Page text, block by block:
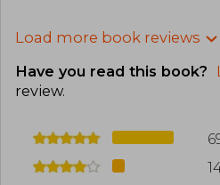
Load more book reviews
Have you read this book?
review.